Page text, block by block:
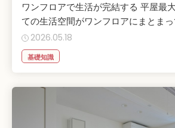
ワンフロアで生活が完結する 平屋最
ての生活空間がワンフロアにまとま
2026.05.18
基礎知識